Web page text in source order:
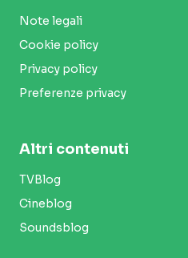
Note legali
Cookie policy
Privacy policy
Preferenze privacy
Altri contenuti
TVBlog
Cineblog
Soundsblog